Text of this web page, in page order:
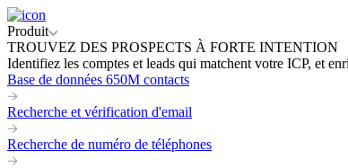
Produit
TROUVEZ DES PROSPECTS À FORTE INTENTION
Identifiez les comptes et leads qui matchent votre ICP, et
Base de données 650M contacts
Recherche et vérification d'email
Recherche de numéro de téléphones